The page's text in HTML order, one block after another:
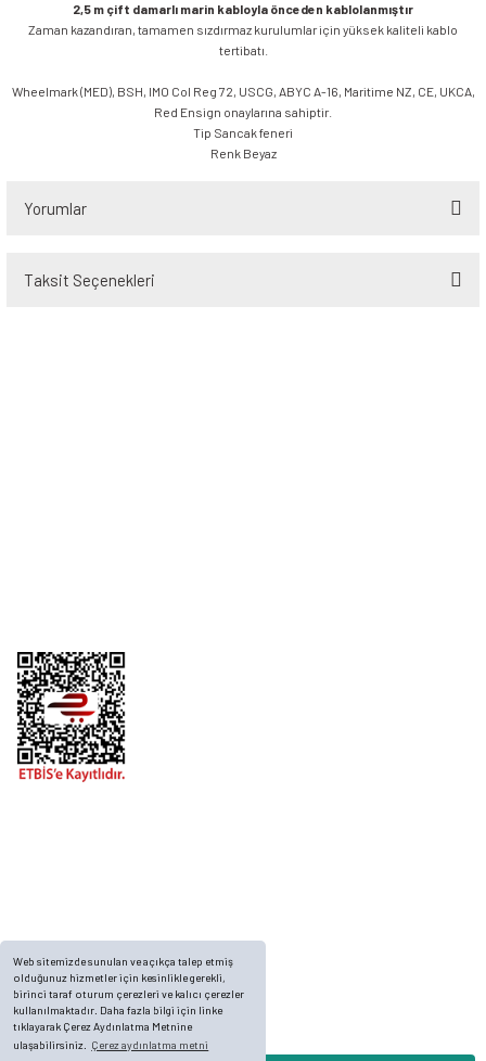
Web sitemizde sunulan ve açıkça talep etmiş
olduğunuz hizmetler için kesinlikle gerekli,
birinci taraf oturum çerezleri ve kalıcı çerezler
kullanılmaktadır. Daha fazla bilgi için linke
tıklayarak Çerez Aydınlatma Metnine
ulaşabilirsiniz.
Çerez aydınlatma metni
2,5 m çift damarlı marin kabloyla önceden kablolanmıştır
Zaman kazandıran, tamamen sızdırmaz kurulumlar için yüksek kaliteli kablo
tertibatı.
Wheelmark (MED), BSH, IMO Col Reg 72, USCG, ABYC A-16, Maritime NZ, CE, UKCA,
Red Ensign onaylarına sahiptir.
Tip Sancak feneri
Renk Beyaz
Yorumlar
Taksit Seçenekleri
© 2023, ECKMARİNE.COM - Tüm Hakları Saklıdır.